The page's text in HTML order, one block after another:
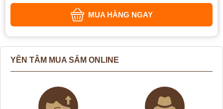
MUA HÀNG NGAY
YÊN TÂM MUA SẮM ONLINE